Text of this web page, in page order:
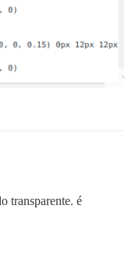
transparente. é